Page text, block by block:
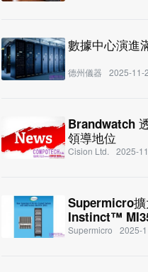
數據中心演進
德州儀器 2025-11-
Brandwatch
領導地位
Cision Ltd. 2025-
Supermicro擴
Instinct™
Supermicro 2025-